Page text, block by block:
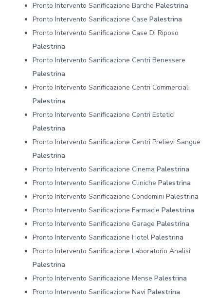
Pronto Intervento Sanificazione Barche Palestrina
Pronto Intervento Sanificazione Case Palestrina
Pronto Intervento Sanificazione Case Di Riposo
Palestrina
Pronto Intervento Sanificazione Centri Benessere
Palestrina
Pronto Intervento Sanificazione Centri Commerciali
Palestrina
Pronto Intervento Sanificazione Centri Estetici
Palestrina
Pronto Intervento Sanificazione Centri Prelievi Sangue
Palestrina
Pronto Intervento Sanificazione Cinema Palestrina
Pronto Intervento Sanificazione Cliniche Palestrina
Pronto Intervento Sanificazione Condomini Palestrina
Pronto Intervento Sanificazione Farmacie Palestrina
Pronto Intervento Sanificazione Garage Palestrina
Pronto Intervento Sanificazione Hotel Palestrina
Pronto Intervento Sanificazione Laboratorio Analisi
Palestrina
Pronto Intervento Sanificazione Mense Palestrina
Pronto Intervento Sanificazione Navi Palestrina